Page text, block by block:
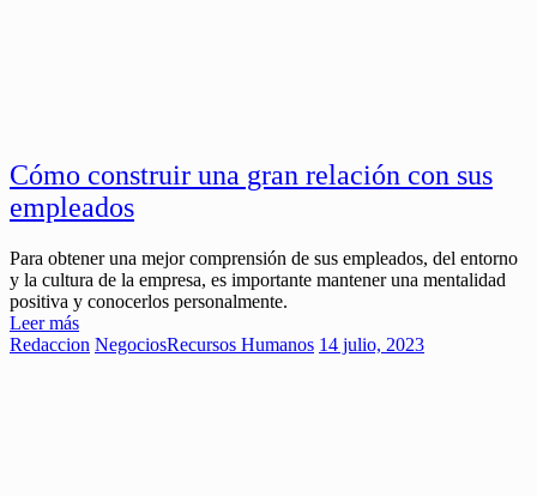
Cómo construir una gran relación con sus
empleados
Para obtener una mejor comprensión de sus empleados, del entorno
y la cultura de la empresa, es importante mantener una mentalidad
positiva y conocerlos personalmente.
Leer más
Redaccion NegociosRecursos Humanos 14 julio, 2023